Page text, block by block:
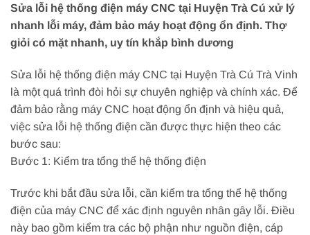
Sửa lỗi hệ thống điện máy CNC tại Huyện Trà Cú xử lý
nhanh lỗi máy, đảm bảo máy hoạt động ổn định. Thợ
giỏi có mặt nhanh, uy tín khắp bình dương
Sửa lỗi hệ thống điện máy CNC tại Huyện Trà Cú Trà Vinh
là một quá trình đòi hỏi sự chuyên nghiệp và chính xác. Để
đảm bảo rằng máy CNC hoạt động ổn định và hiệu quả,
việc sửa lỗi hệ thống điện cần được thực hiện theo các
bước sau:
Bước 1: Kiểm tra tổng thể hệ thống điện
Trước khi bắt đầu sửa lỗi, cần kiểm tra tổng thể hệ thống
điện của máy CNC để xác định nguyên nhân gây lỗi. Điều
này bao gồm kiểm tra các bộ phận như nguồn điện, cáp